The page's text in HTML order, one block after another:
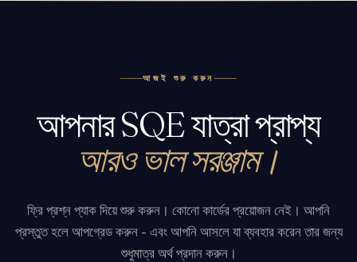
আজই শুরু করুন
আপনার SQE যাত্রা প্রাপ্য
আরও ভাল সরঞ্জাম।
ফ্রি প্রশ্ন প্যাক দিয়ে শুরু করুন। কোনো কার্ডের প্রয়োজন নেই। আপনি
প্রস্তুত হলে আপগ্রেড করুন - এবং আপনি আসলে যা ব্যবহার করেন তার জন্য
শুধুমাত্র অর্থ প্রদান করুন।